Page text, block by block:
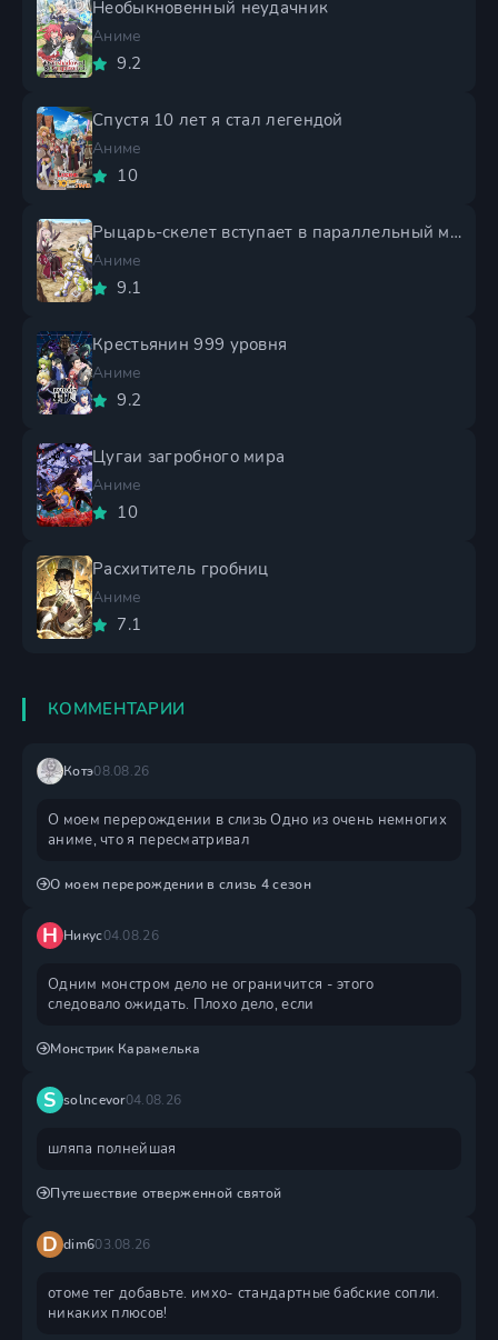
Необыкновенный неудачник
Аниме
9.2
Спустя 10 лет я стал легендой
Аниме
10
Рыцарь-скелет вступает в параллельный мир 2 сезон
Аниме
9.1
Крестьянин 999 уровня
Аниме
9.2
Цугаи загробного мира
Аниме
10
Расхититель гробниц
Аниме
7.1
КОММЕНТАРИИ
Котэ08.08.26
О моем перерождении в слизь Одно из очень немногих
аниме, что я пересматривал
О моем перерождении в слизь 4 сезон
Н Никус04.08.26
Одним монстром дело не ограничится - этого
следовало ожидать. Плохо дело, если
Монстрик Карамелька
S solncevor04.08.26
шляпа полнейшая
Путешествие отверженной святой
D dim603.08.26
отоме тег добавьте. имхо- стандартные бабские сопли.
никаких плюсов!